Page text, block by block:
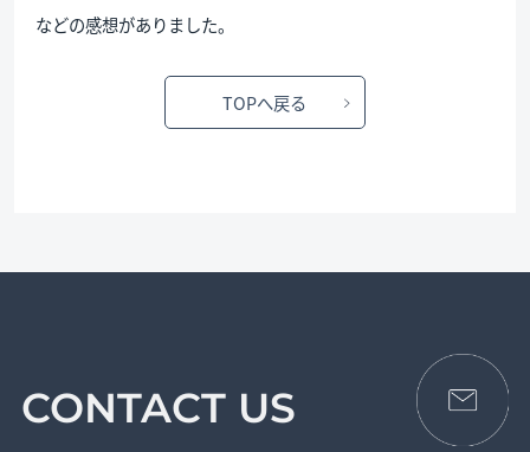
などの感想がありました。
TOPへ戻る
CONTACT US